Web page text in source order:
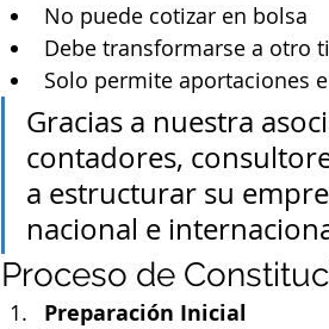
No puede cotizar en bolsa
Debe transformarse a otro
Solo permite aportaciones
Gracias a nuestra
contadores,
a estructurar su
nacional e
Proceso de
Preparación Inicial